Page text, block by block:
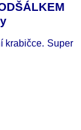
krabičce. Super